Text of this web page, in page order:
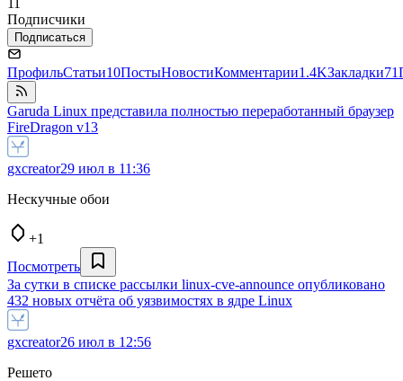
11
Подписчики
Подписаться
ПрофильСтатьи10ПостыНовостиКомментарии1.4KЗакладки71
Garuda Linux представила полностью переработанный браузер
FireDragon v13
gxcreator29 июл в 11:36
Нескучные обои
+1
Посмотреть
За сутки в списке рассылки linux‑cve‑announce опубликовано
432 новых отчёта об уязвимостях в ядре Linux
gxcreator26 июл в 12:56
Решето